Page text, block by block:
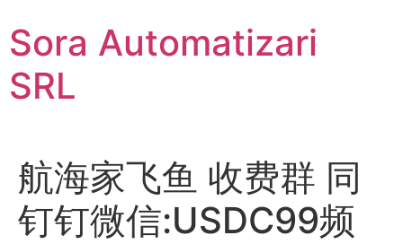
conținut
Sora Automatizari
SRL
航海家飞鱼 收费群 同
钉钉微信:USDC99频